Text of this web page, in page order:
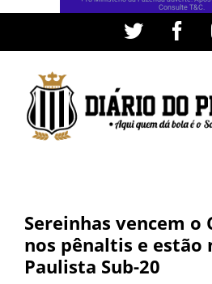
conteúdo
Twitter
Sereinhas vencem o
nos pênaltis e estão
Paulista Sub-20